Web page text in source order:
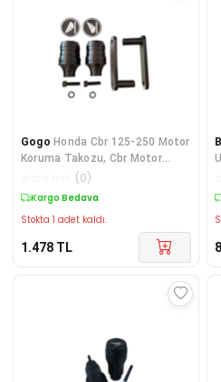
Gogo Honda Cbr 125-250 Motor
Koruma Takozu, Cbr Motor
Koruma Takozu
(0)
Kargo Bedava
Stokta 1 adet kaldı.
1.478 TL